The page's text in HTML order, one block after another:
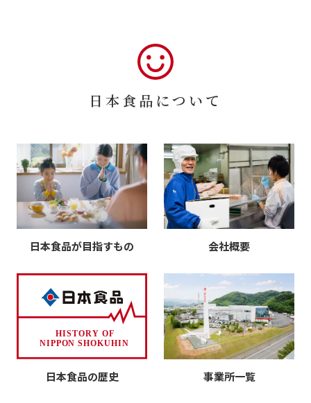
日本食品について
日本食品が目指すもの 会社概要
日本食品の歴史 事業所一覧